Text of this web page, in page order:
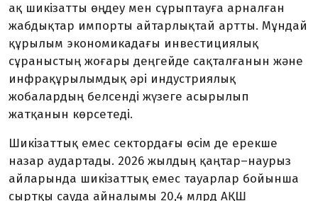
ақ шикізатты өңдеу мен сұрыптауға арналған
жабдықтар импорты айтарлықтай артты. Мұндай
құрылым экономикадағы инвестициялық
сұраныстың жоғары деңгейде сақталғанын және
инфрақұрылымдық әрі индустриялық
жобалардың белсенді жүзеге асырылып
жатқанын көрсетеді.
Шикізаттық емес сектордағы өсім де ерекше
назар аудартады. 2026 жылдың қаңтар–наурыз
айларында шикізаттық емес тауарлар бойынша
сыртқы сауда айналымы 20,4 млрд АҚШ